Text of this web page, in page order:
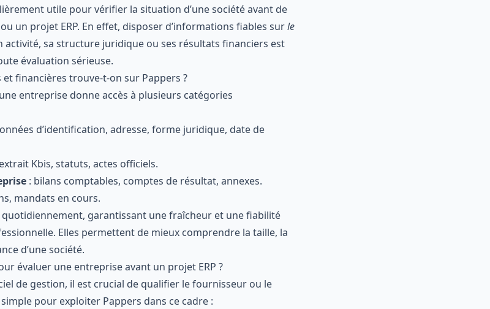
utile pour vérifier la situation d’une société avant de
un projet ERP. En effet, disposer d’informations fiables surle
activité, sa structure juridique ou ses résultats financiers est
évaluation sérieuse.
financières trouve-t-on sur Pappers ?
entreprise donne accès à plusieurs catégories
d’identification, adresse, forme juridique, date de
Kbis, statuts, actes officiels.
: bilans comptables, comptes de résultat, annexes.
mandats en cours.
quotidiennement, garantissant une fraîcheur et une fiabilité
Elles permettent de mieux comprendre la taille, la
d’une société.
évaluer une entreprise avant un projet ERP ?
de gestion, il est crucial de qualifier le fournisseur ou le
pour exploiter Pappers dans ce cadre :